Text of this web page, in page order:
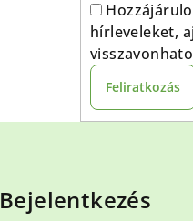
hírleveleket,
Feliratkozás
Bejelentkezés